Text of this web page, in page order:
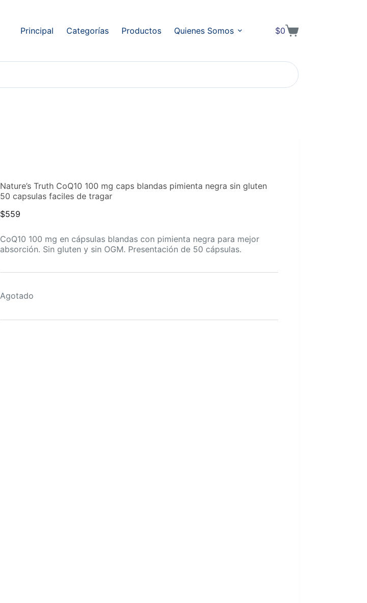
Principal Categorías Productos Quienes Somos
Shopping
$0
Nature’s Truth CoQ10 100 mg caps blandas pimienta negra sin gluten
50 capsulas faciles de tragar
$559
CoQ10 100 mg en cápsulas blandas con pimienta negra para mejor
absorción. Sin gluten y sin OGM. Presentación de 50 cápsulas.
Agotado